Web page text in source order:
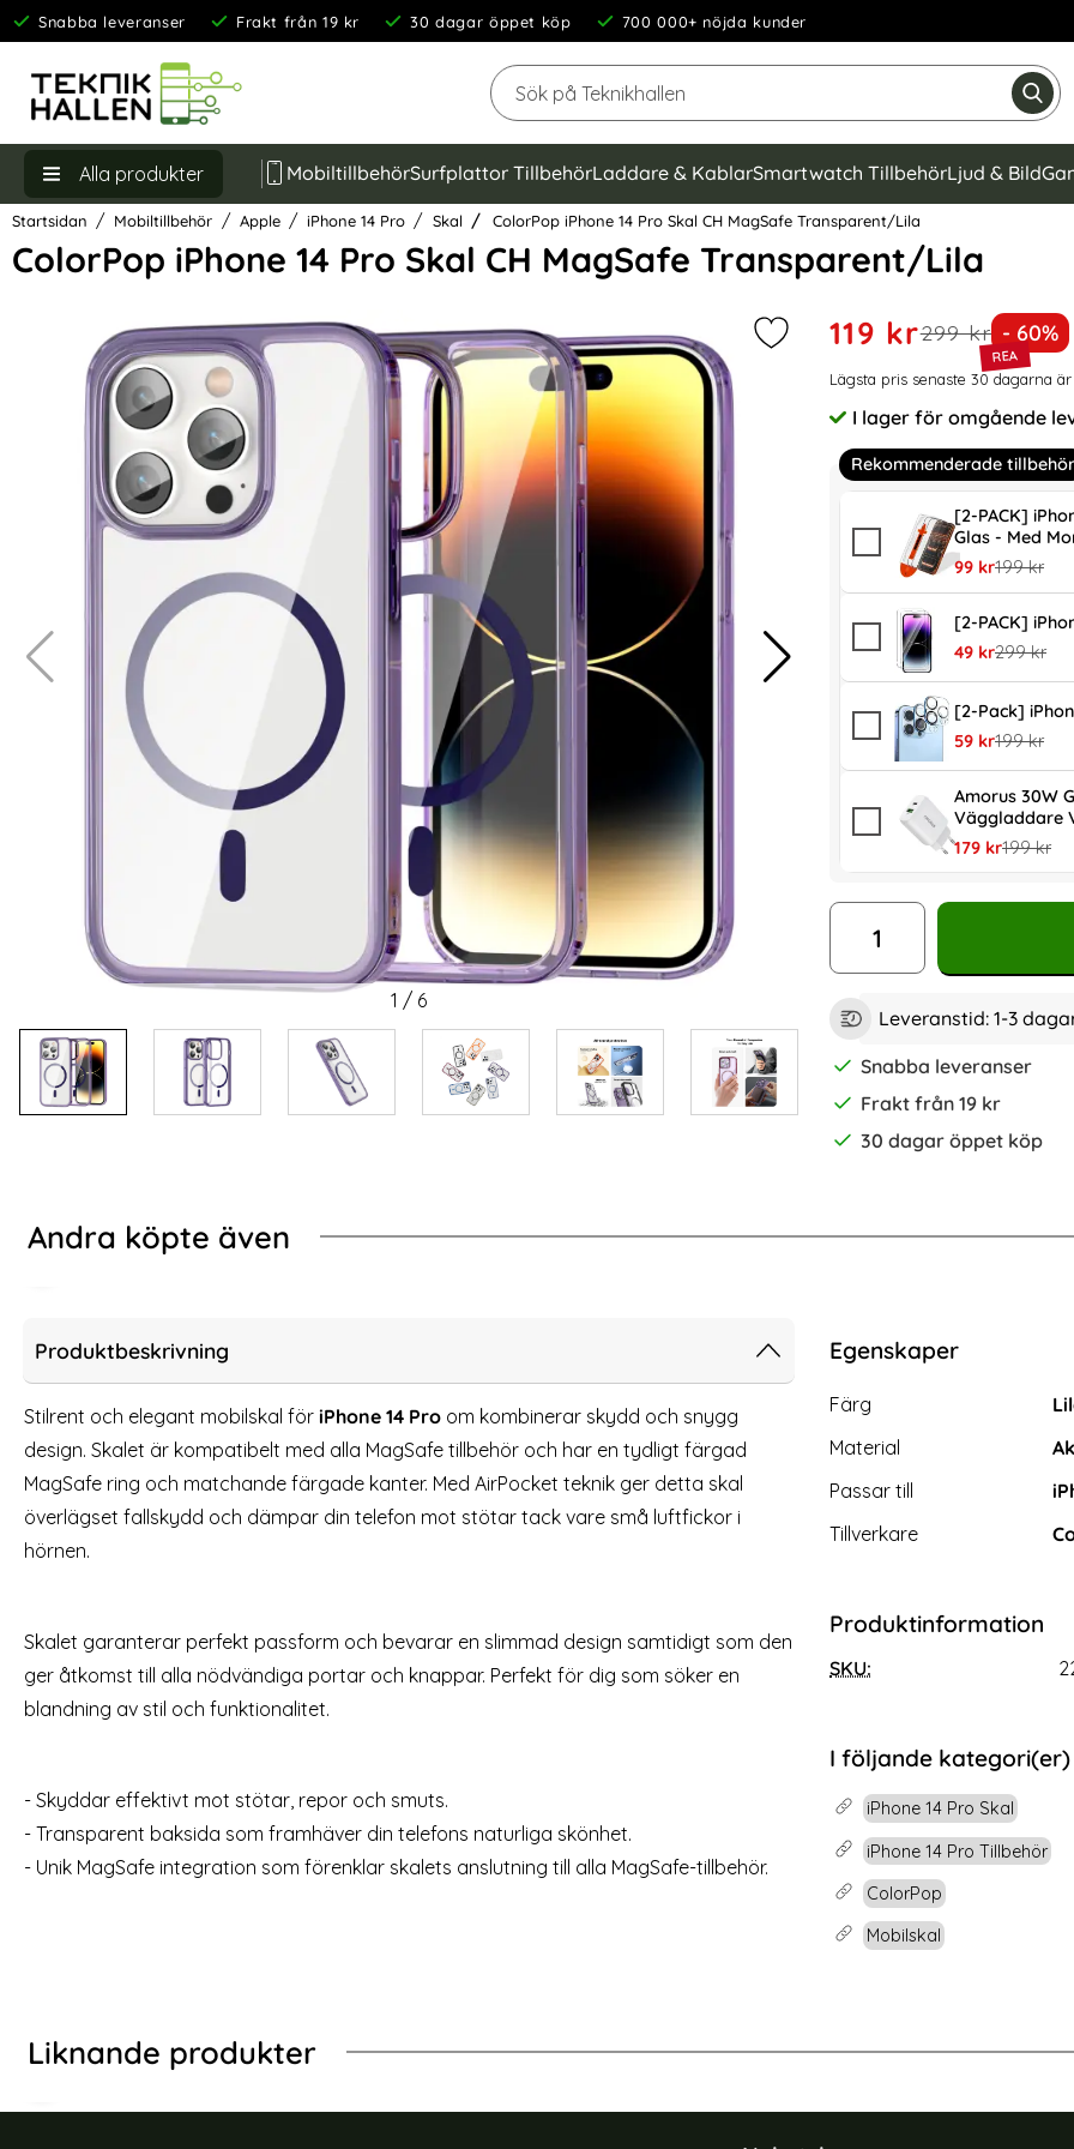
Snabba leveranser Frakt från 19 kr 30 dagar öppet köp 700 000+ nöjda kunder
Sök
Alla produkter MobiltillbehörSurfplattor TillbehörLaddare & KablarSmartwatch TillbehörLjud & Bild
Startsidan Mobiltillbehör Apple iPhone 14 Pro Skal ColorPop iPhone 14 Pro Skal CH MagSafe Transparent/Lila
ColorPop iPhone 14 Pro Skal CH MagSafe Transparent/Lila
Hoppa
över
Markera colorPop iPhone 14 Pro
1 / 6
Handla denna produkt
rea pris
119 krtidigare pris
299 kr Priset
- 60%
Prishistorik
Lägsta pris senaste 30 dagarna
Tillgänglighet:
I lager för omgående
Rekommenderade tillbehör
[2-PACK]
Glas - Med
rea pris
99 krtidigare
199 kr
[2-PACK]
rea pris
49 krtidigare
299 kr
[2-Pack]
rea pris
59 krtidigare
199 kr
Amorus 30W
Väggladdare
rea pris
179 krtidigare
199 kr
antal
Leveranstid: 1-3
Snabba leveranser
Frakt från 19 kr
30 dagar öppet köp
Andra köpte även
i Härdat Glas
glas
Art. nr 211438
rea pris
49 krtidigare pris
Tillgänglighet:
Lagervara
[2-PACK] iPhone 14 Pro Skärmskydd i Härdat glas
Glas
Art. nr 211363
rea pris
59 krtidigare pris
HOFI iPhone 14 Pro / 14 Pro
Art. nr 211395
Produktbeskrivning
Stilrent och elegant mobilskal för iPhone 14 Pro om kombinerar skydd och snygg
design. Skalet är kompatibelt med alla MagSafe tillbehör och har en tydligt färgad
MagSafe ring och matchande färgade kanter. Med AirPocket teknik ger detta skal
överlägset fallskydd och dämpar din telefon mot stötar tack vare små luftfickor i
hörnen.
Skalet garanterar perfekt passform och bevarar en slimmad design samtidigt som den
ger åtkomst till alla nödvändiga portar och knappar. Perfekt för dig som söker en
blandning av stil och funktionalitet.
- Skyddar effektivt mot stötar, repor och smuts.
- Transparent baksida som framhäver din telefons naturliga skönhet.
- Unik MagSafe integration som förenklar skalets anslutning till alla MagSafe-tillbehör.
Egenskaper
Egenskaper/attribut för
Attribut
Färg
Material
Passar till
Tillverkare
Produktinformation
SKU:
I följande kategori(er)
iPhone 14 Pro Skal
iPhone 14 Pro Tillbehör
ColorPop
Mobilskal
Liknande produkter